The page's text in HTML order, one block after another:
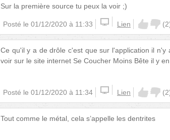
Sur la première source tu peux la voir ;)
Posté le 01/12/2020 à 11:33 Lien (2
Ce qu'il y a de drôle c'est que sur l'application il n'y
voir sur le site internet Se Coucher Moins Bête il y
Posté le 01/12/2020 à 11:34 Lien (2
Tout comme le métal, cela s’appelle les dentrites